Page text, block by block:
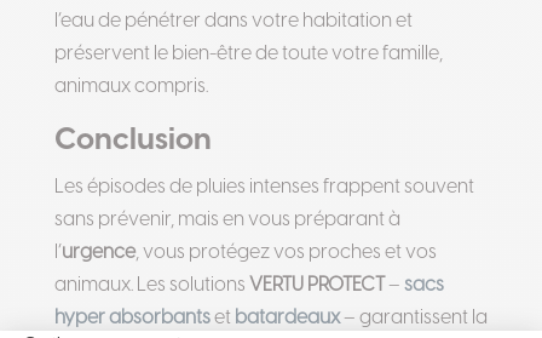
l’eau de pénétrer dans votre habitation et
préservent le bien-être de toute votre famille,
animaux compris.
Conclusion
Les épisodes de pluies intenses frappent souvent
sans prévenir, mais en vous préparant à
l’urgence, vous protégez vos proches et vos
animaux. Les solutions VERTU PROTECT – sacs
hyper absorbantset batardeaux– garantissent la